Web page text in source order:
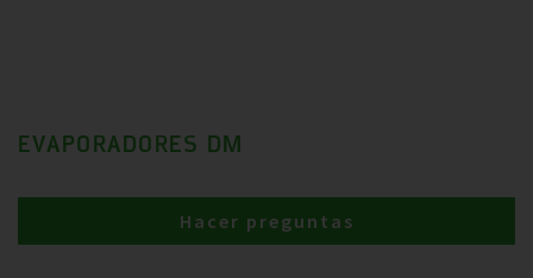
EVAPORADORES DM
Hacer preguntas